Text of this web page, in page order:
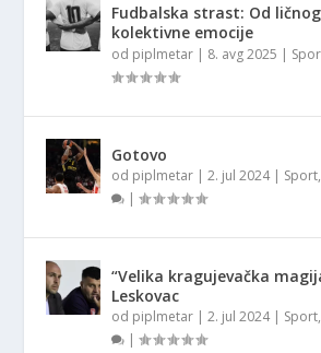
Fudbalska strast: Od
kolektivne emocije
od piplmetar | 8. avg 2025 |
Gotovo
od piplmetar |2. jul 2024| Sport,
|
“Velika kragujevačka
Leskovac
od piplmetar |2. jul 2024| Sport,
|